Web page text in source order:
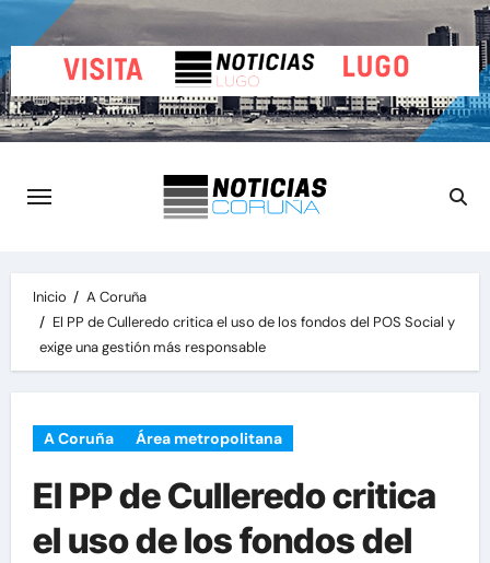
al
contenido
Inicio
A Coruña
El PP de Culleredo critica el uso de los fondos del POS Social y
exige una gestión más responsable
A Coruña Área metropolitana
El PP de Culleredo critica
el uso de los fondos del